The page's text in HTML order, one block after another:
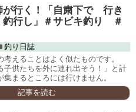
が行く！「自粛下で 行き
行し」＃サビキ釣り ＃
釣り日誌
考えることはよく似たものです。
子供たちを外に連れ出そう！」と計
まるところには行けません。
記事を読む